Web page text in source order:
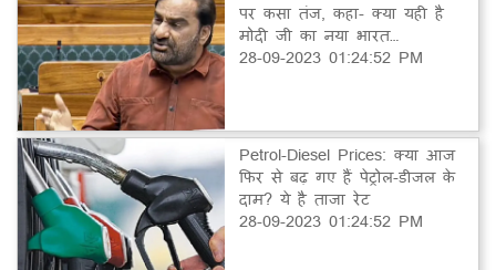
पर कसा तंज, कहा- क्या यही है
मोदी जी का नया भारत…
28-09-2023 01:24:52 PM
Petrol-Diesel Prices: क्या आज
फिर से बढ़ गए हैं पेट्रोल-डीजल के
दाम? ये है ताजा रेट
28-09-2023 01:24:52 PM